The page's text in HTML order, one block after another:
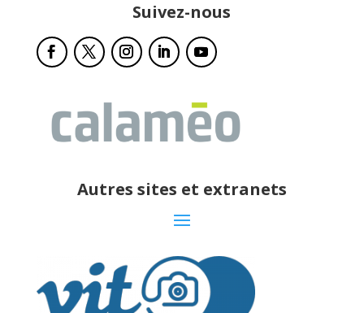
Suivez-nous
Autres sites et extranets